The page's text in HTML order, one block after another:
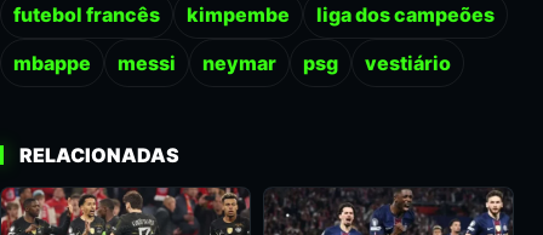
futebol francês kimpembe
liga dos campeões
mbappe
messi neymar psg vestiário
RELACIONADAS